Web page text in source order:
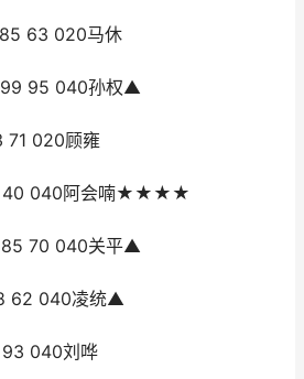
63 020马休
95 040孙权▲
71 020顾雍
40 040阿会喃★★★★
70 040关平▲
62 040凌统▲
93 040刘哗